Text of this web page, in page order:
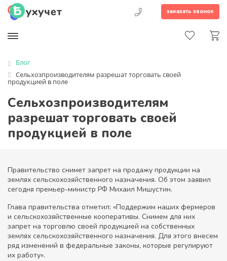
заказать звонок
Блог
Сельхозпроизводителям разрешат торговать своей
продукцией в поле
Сельхозпроизводителям
разрешат торговать своей
продукцией в поле
Правительство снимет запрет на продажу продукции на
землях сельскохозяйственного назначения. Об этом заявил
сегодня премьер-министр РФ Михаил Мишустин.
Глава правительства отметил: «Поддержим наших фермеров
и сельскохозяйственные кооперативы. Снимем для них
запрет на торговлю своей продукцией на собственных
землях сельскохозяйственного назначения. Для этого внесем
ряд изменений в федеральные законы, которые регулируют
их работу».